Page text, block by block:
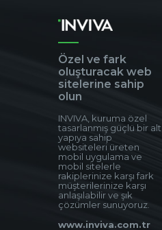
Özel ve fark
oluşturacak web
sitelerine sahip
olun
INVIVA, kuruma özel
tasarlanmış güçlü bir alt
yapıya sahip
websiteleri üreten
mobil uygulama ve
mobil sitelerle
rakiplerinize karşı fark
müşterilerinize karşı
anlaşılabilir ve şık
çözümler sunuyoruz.
www.inviva.com.tr